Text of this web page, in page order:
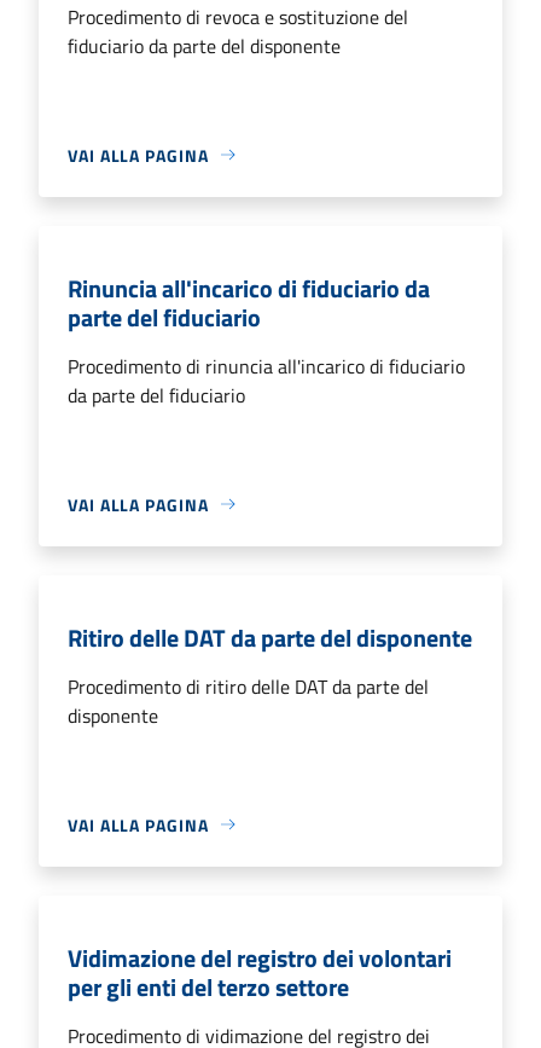
Procedimento di revoca e sostituzione del
fiduciario da parte del disponente
VAI ALLA PAGINA
Rinuncia all'incarico di fiduciario da
parte del fiduciario
Procedimento di rinuncia all'incarico di fiduciario
da parte del fiduciario
VAI ALLA PAGINA
Ritiro delle DAT da parte del disponente
Procedimento di ritiro delle DAT da parte del
disponente
VAI ALLA PAGINA
Vidimazione del registro dei volontari
per gli enti del terzo settore
Procedimento di vidimazione del registro dei